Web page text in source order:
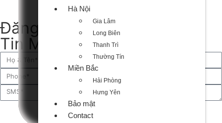
Hà Nội
Gia Lâm
Long Biên
Thanh Trì
Thường Tín
Miền Bắc
Hải Phòng
Hưng Yên
Bảo mật
Contact
Đăng Ký Kênh Nhận Thông
Tin Mới Nhất